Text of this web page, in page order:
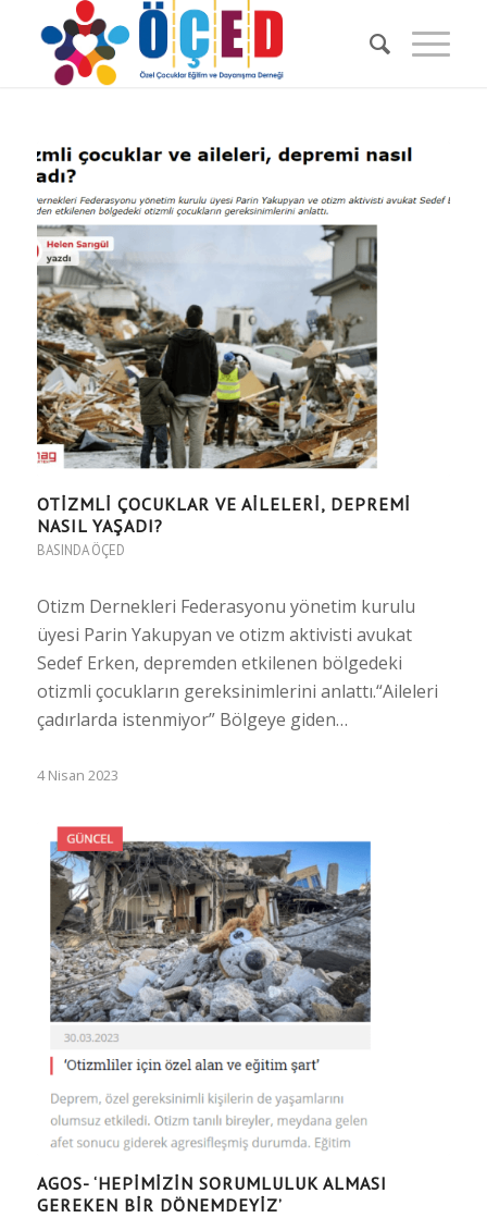
OTIZMLI ÇOCUKLAR VE AILELERI, DEPREMI
NASIL YAŞADI?
BASINDA ÖÇED
Otizm Dernekleri Federasyonu yönetim kurulu
üyesi Parin Yakupyan ve otizm aktivisti avukat
Sedef Erken, depremden etkilenen bölgedeki
otizmli çocukların gereksinimlerini anlattı.“Aileleri
çadırlarda istenmiyor” Bölgeye giden…
4 Nisan 2023
AGOS- ‘HEPIMIZIN SORUMLULUK ALMASI
GEREKEN BIR DÖNEMDEYIZ’